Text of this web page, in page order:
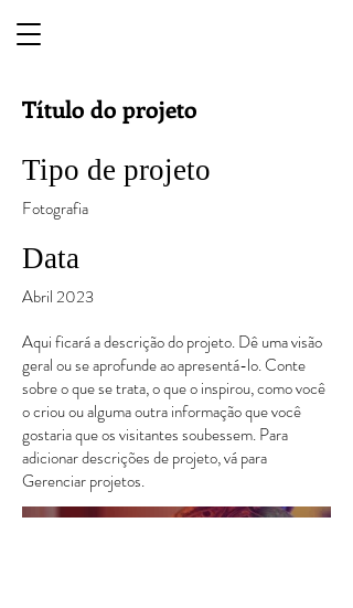
Título do projeto
Tipo de projeto
Fotografia
Data
Abril 2023
Aqui ficará a descrição do projeto. Dê uma visão
geral ou se aprofunde ao apresentá-lo. Conte
sobre o que se trata, o que o inspirou, como você
o criou ou alguma outra informação que você
gostaria que os visitantes soubessem. Para
adicionar descrições de projeto, vá para
Gerenciar projetos.